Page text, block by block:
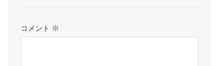
コメント ※